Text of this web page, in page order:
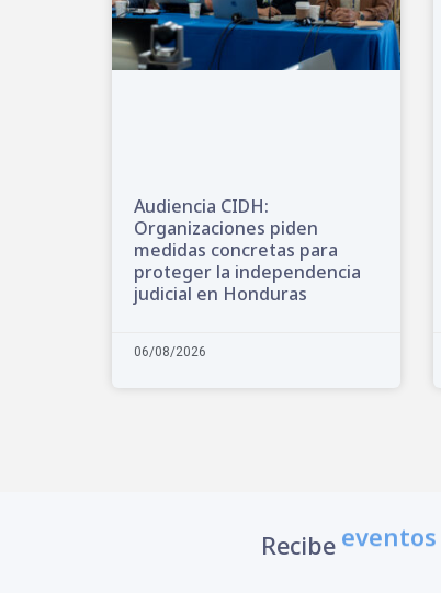
Audiencia CIDH:
Organizaciones piden
medidas concretas para
proteger la independencia
judicial en Honduras
06/08/2026
Recibe eventos